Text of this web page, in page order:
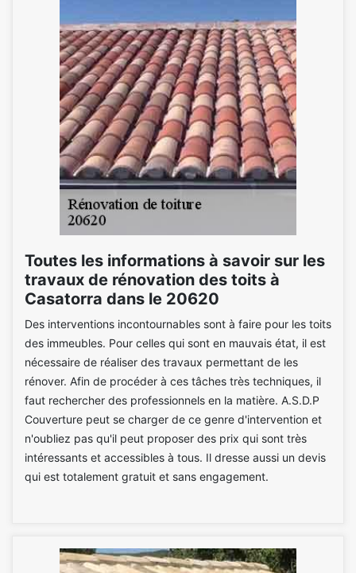
Toutes les informations à savoir sur les
travaux de rénovation des toits à
Casatorra dans le 20620
Des interventions incontournables sont à faire pour les toits
des immeubles. Pour celles qui sont en mauvais état, il est
nécessaire de réaliser des travaux permettant de les
rénover. Afin de procéder à ces tâches très techniques, il
faut rechercher des professionnels en la matière. A.S.D.P
Couverture peut se charger de ce genre d'intervention et
n'oubliez pas qu'il peut proposer des prix qui sont très
intéressants et accessibles à tous. Il dresse aussi un devis
qui est totalement gratuit et sans engagement.